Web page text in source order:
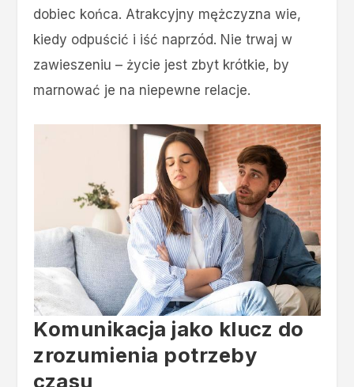
dobiec końca. Atrakcyjny mężczyzna wie,
kiedy odpuścić i iść naprzód. Nie trwaj w
zawieszeniu – życie jest zbyt krótkie, by
marnować je na niepewne relacje.
Komunikacja jako klucz do
zrozumienia potrzeby
czasu